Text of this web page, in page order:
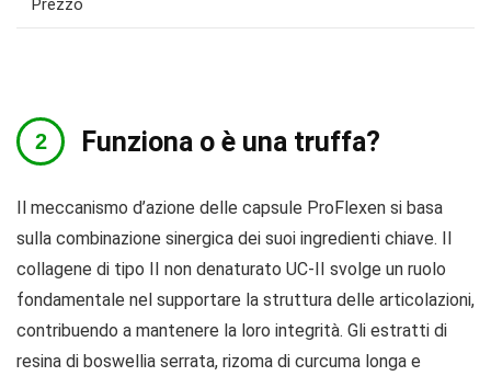
Prezzo
Funziona o è una truffa?
Il meccanismo d’azione delle capsule ProFlexen si basa
sulla combinazione sinergica dei suoi ingredienti chiave. Il
collagene di tipo II non denaturato UC-II svolge un ruolo
fondamentale nel supportare la struttura delle articolazioni,
contribuendo a mantenere la loro integrità. Gli estratti di
resina di boswellia serrata, rizoma di curcuma longa e